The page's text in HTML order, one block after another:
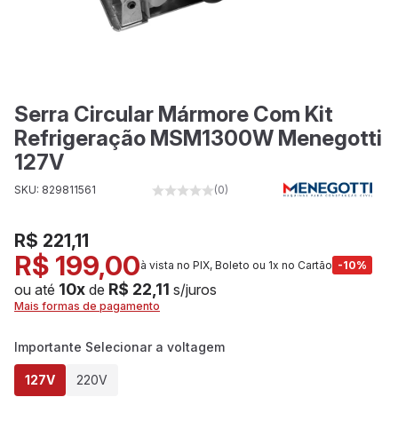
Serra Circular Mármore Com Kit
Refrigeração MSM1300W Menegotti
127V
SKU: 829811561 (0)
R$ 221,11
R$ 199,00à vista no PIX, Boleto ou 1x no Cartão -10%
ou até 10x de R$ 22,11 s/juros
Mais formas de pagamento
Importante Selecionar a voltagem
127V 220V